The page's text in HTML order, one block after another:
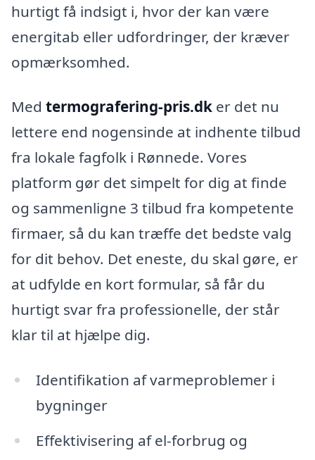
hurtigt få indsigt i, hvor der kan være
energitab eller udfordringer, der kræver
opmærksomhed.
Med termografering-pris.dk er det nu
lettere end nogensinde at indhente tilbud
fra lokale fagfolk i Rønnede. Vores
platform gør det simpelt for dig at finde
og sammenligne 3 tilbud fra kompetente
firmaer, så du kan træffe det bedste valg
for dit behov. Det eneste, du skal gøre, er
at udfylde en kort formular, så får du
hurtigt svar fra professionelle, der står
klar til at hjælpe dig.
Identifikation af varmeproblemer i
bygninger
Effektivisering af el-forbrug og